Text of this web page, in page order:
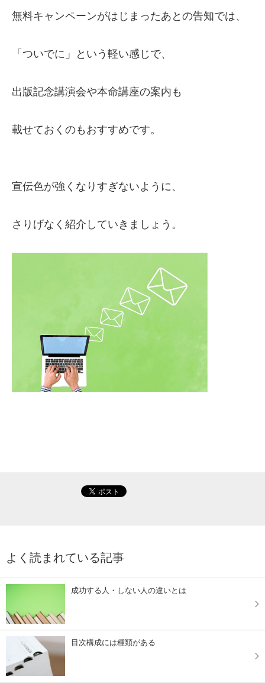
無料キャンペーンがはじまったあとの告知では、
「ついでに」という軽い感じで、
出版記念講演会や本命講座の案内も
載せておくのもおすすめです。
宣伝色が強くなりすぎないように、
さりげなく紹介していきましょう。
よく読まれている記事
成功する人・しない人の違いとは
目次構成には種類がある